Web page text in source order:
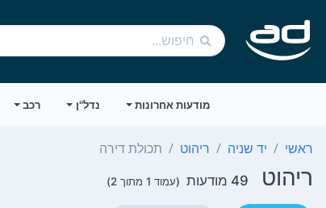
מודעות אחרונות נדל"ן רכב
ראשי יד שניה ריהוט תכולת דירה
ריהוט 49 מודעות (עמוד 1 מתוך 2)